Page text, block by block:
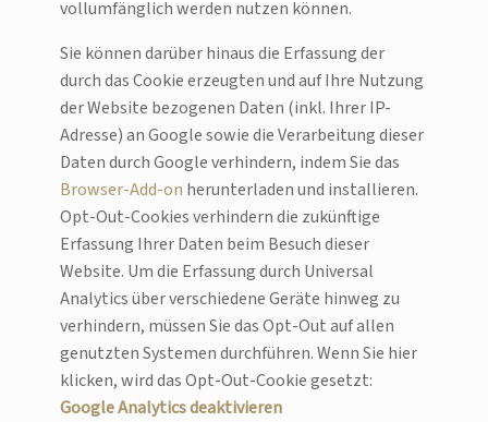
vollumfänglich werden nutzen können.
Sie können darüber hinaus die Erfassung der
durch das Cookie erzeugten und auf Ihre Nutzung
der Website bezogenen Daten (inkl. Ihrer IP-
Adresse) an Google sowie die Verarbeitung dieser
Daten durch Google verhindern, indem Sie das
Browser-Add-on herunterladen und installieren.
Opt-Out-Cookies verhindern die zukünftige
Erfassung Ihrer Daten beim Besuch dieser
Website. Um die Erfassung durch Universal
Analytics über verschiedene Geräte hinweg zu
verhindern, müssen Sie das Opt-Out auf allen
genutzten Systemen durchführen. Wenn Sie hier
klicken, wird das Opt-Out-Cookie gesetzt:
Google Analytics deaktivieren